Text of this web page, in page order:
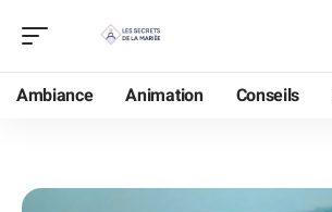
Ambiance Animation Conseils